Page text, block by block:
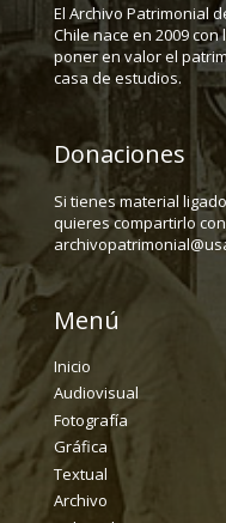
El Archivo Patrimonial
Chile nace en 2009
poner en valor el
casa de estudios.
Donaciones
Si tienes material
quieres compartirlo
Menú
Inicio
Audiovisual
Fotografía
Gráfica
Textual
Archivo